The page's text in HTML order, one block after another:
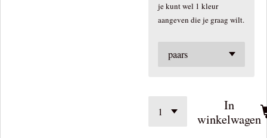
je kunt wel 1 kleur
aangeven die je graag wilt.
In
winkelwagen